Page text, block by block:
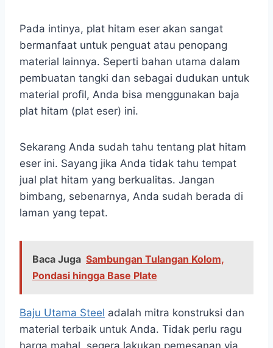
Pada intinya, plat hitam eser akan sangat
bermanfaat untuk penguat atau penopang
material lainnya. Seperti bahan utama dalam
pembuatan tangki dan sebagai dudukan untuk
material profil, Anda bisa menggunakan baja
plat hitam (plat eser) ini.
Sekarang Anda sudah tahu tentang plat hitam
eser ini. Sayang jika Anda tidak tahu tempat
jual plat hitam yang berkualitas. Jangan
bimbang, sebenarnya, Anda sudah berada di
laman yang tepat.
Baca Juga Sambungan Tulangan Kolom,
Pondasi hingga Base Plate
Baju Utama Steel adalah mitra konstruksi dan
material terbaik untuk Anda. Tidak perlu ragu